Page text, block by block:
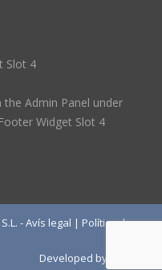
Slot 4
the Admin Panel under
Widget Slot 4
-Avís legal | Política de
Developed by